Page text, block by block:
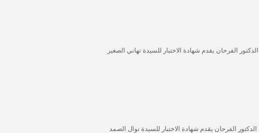
الدكتور الفرحان يقدم شهادة الاختبار للسيدة تهاني الصغير
الدكتور الفرحان يقدم شهادة الاختبار للسيدة نوال الصمد